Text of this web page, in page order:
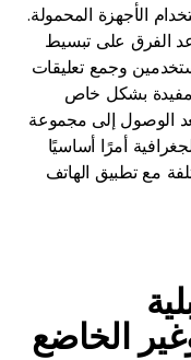
الأجهزة المحمولة.
الفرق على تبسيط
وجمع تعليقات
مفيدة بشكل خاص
الوصول إلى مجموعة
أمرًا أساسيًا
مع تطبيق الهاتف
الخاضع